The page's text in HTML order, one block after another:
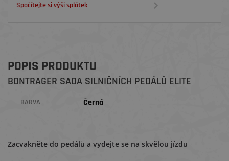
Spočítejte si výši splátek
POPIS PRODUKTU
BONTRAGER SADA SILNIČNÍCH PEDÁLŮ ELITE
BARVA Černá
Zacvakněte do pedálů a vydejte se na skvělou jízdu